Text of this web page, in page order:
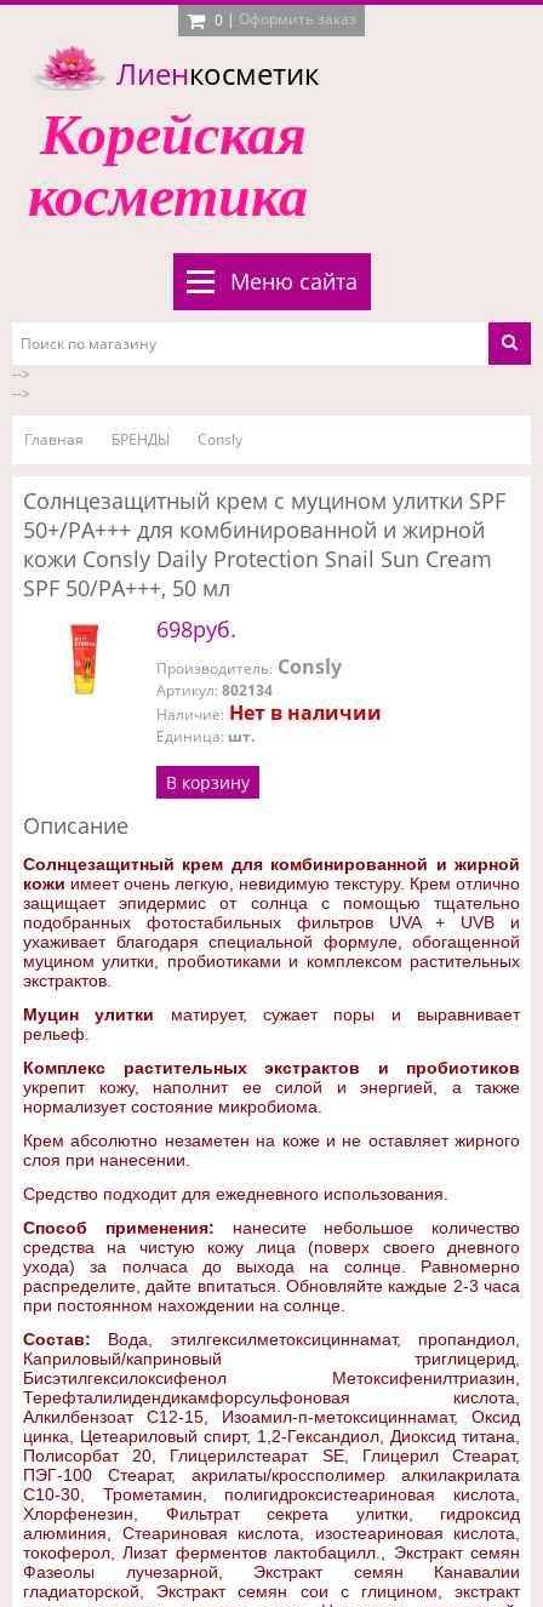
0 | Оформить заказ
Лиенкосметик
Корейская
косметика
Меню сайта
-->
-->
Главная БРЕНДЫ Consly
Солнцезащитный крем с муцином улитки SPF
50+/PA+++ для комбинированной и жирной
кожи Consly Daily Protection Snail Sun Cream
SPF 50/PA+++, 50 мл
698руб.
Производитель: Consly
Артикул: 802134
Наличие: Нет в наличии
Единица: шт.
В корзину
Описание
Солнцезащитный крем для комбинированной и жирной
кожи имеет очень легкую, невидимую текстуру. Крем отлично
защищает эпидермис от солнца с помощью тщательно
подобранных фотостабильных фильтров UVA + UVB и
ухаживает благодаря специальной формуле, обогащенной
муцином улитки, пробиотиками и комплексом растительных
экстрактов.
Муцин улитки матирует, сужает поры и выравнивает
рельеф.
Комплекс растительных экстрактов и пробиотиков
укрепит кожу, наполнит ее силой и энергией, а также
нормализует состояние микробиома.
Крем абсолютно незаметен на коже и не оставляет жирного
слоя при нанесении.
Средство подходит для ежедневного использования.
Способ применения: нанесите небольшое количество
средства на чистую кожу лица (поверх своего дневного
ухода) за полчаса до выхода на солнце. Равномерно
распределите, дайте впитаться. Обновляйте каждые 2-3 часа
при постоянном нахождении на солнце.
Состав: Вода, этилгексилметоксициннамат, пропандиол,
Каприловый/каприновый триглицерид,
Бисэтилгексилоксифенол Метоксифенилтриазин,
Терефталилидендикамфорсульфоновая кислота,
Алкилбензоат C12-15, Изоамил-п-метоксициннамат, Оксид
цинка, Цетеариловый спирт, 1,2-Гександиол, Диоксид титана,
Полисорбат 20, Глицерилстеарат SE, Глицерил Стеарат,
ПЭГ-100 Стеарат, акрилаты/кроссполимер алкилакрилата
С10-30, Трометамин, полигидроксистеариновая кислота,
Хлорфенезин, Фильтрат секрета улитки, гидроксид
алюминия, Стеариновая кислота, изостеариновая кислота,
токоферол, Лизат ферментов лактобацилл., Экстракт семян
Фазеолы лучезарной, Экстракт семян Канавалии
гладиаторской, Экстракт семян сои с глицином, экстракт